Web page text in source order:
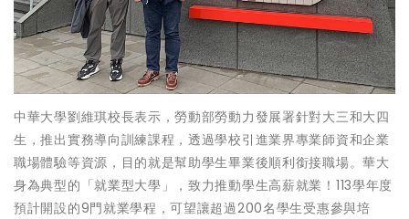
中華大學劉維琪校長表示，勞動部勞動力發展署針對大三和大四
生，推出實務導向訓練課程，透過學校引進業界專業師資和企業
職場體驗等資源，目的就是幫助學生畢業後順利銜接職場。華大
身為典型的「就業型大學」，致力推動學生高薪就業！113學年度
預計開設的9門就業學程，可望讓超過200名學生受惠參與培